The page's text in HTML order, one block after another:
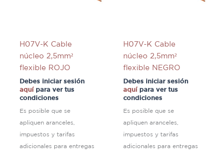
H07V-K Cable
núcleo 2,5mm²
flexible ROJO
Debes iniciar sesión
aquípara ver tus
condiciones
Es posible que se
apliquen aranceles,
impuestos y tarifas
adicionales para entregas
H07V-K Cable
núcleo 2,5mm²
flexible NEGRO
Debes iniciar sesión
aquípara ver tus
condiciones
Es posible que se
apliquen aranceles,
impuestos y tarifas
adicionales para entregas